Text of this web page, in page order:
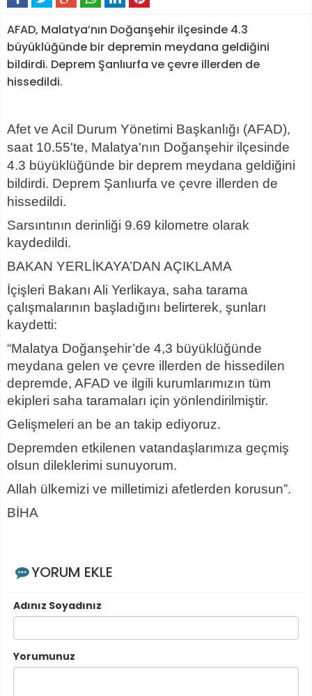
AFAD, Malatya’nın Doğanşehir ilçesinde 4.3
büyüklüğünde bir depremin meydana geldiğini
bildirdi. Deprem Şanlıurfa ve çevre illerden de
hissedildi.
Afet ve Acil Durum Yönetimi Başkanlığı (AFAD),
saat 10.55'te, Malatya'nın Doğanşehir ilçesinde
4.3 büyüklüğünde bir deprem meydana geldiğini
bildirdi. Deprem Şanlıurfa ve çevre illerden de
hissedildi.
Sarsıntının derinliği 9.69 kilometre olarak
kaydedildi.
BAKAN YERLİKAYA’DAN AÇIKLAMA
İçişleri Bakanı Ali Yerlikaya, saha tarama
çalışmalarının başladığını belirterek, şunları
kaydetti:
“Malatya Doğanşehir’de 4️,3️ büyüklüğünde
meydana gelen ve çevre illerden de hissedilen
depremde, AFAD ve ilgili kurumlarımızın tüm
ekipleri saha taramaları için yönlendirilmiştir.
Gelişmeleri an be an takip ediyoruz.
Depremden etkilenen vatandaşlarımıza geçmiş
olsun dileklerimi sunuyorum.
Allah ülkemizi ve milletimizi afetlerden korusun”.
BİHA
YORUM EKLE
Adınız Soyadınız
Yorumunuz